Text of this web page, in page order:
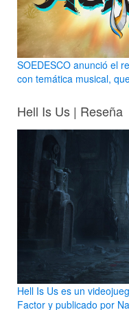
SOEDESCO anunció el
con temática musical,
Hell Is Us | Reseña
Hell Is Us es un
Factor y publicado por